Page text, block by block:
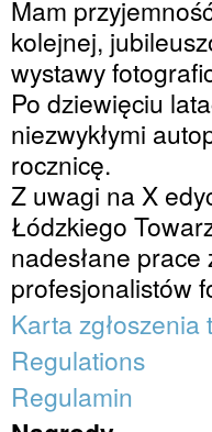
Mam
kolejnej,
wystawy
Po dziewięciu
niezwykłymi
rocznicę.
Z uwagi na X
Łódzkiego
nadesłane
profesjonalistów
Karta
Regulations
Regulamin